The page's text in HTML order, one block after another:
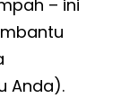
– ini
Anda).